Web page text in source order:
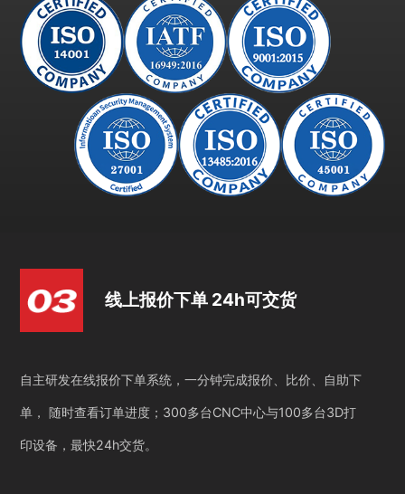
线上报价下单 24h可交货
自主研发在线报价下单系统，一分钟完成报价、比价、自助下
单， 随时查看订单进度；300多台CNC中心与100多台3D打
印设备，最快24h交货。